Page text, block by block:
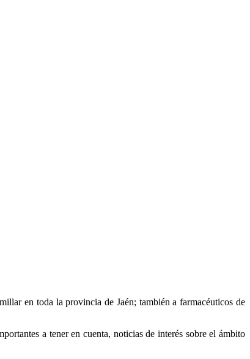
en toda la provincia de Jaén; también a farmacéuticos de
a tener en cuenta, noticias de interés sobre el ámbito